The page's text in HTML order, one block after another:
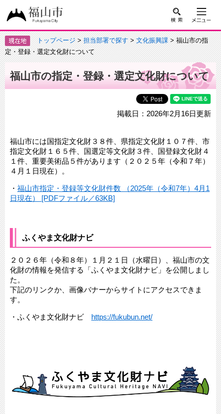
トップページ>担当部署で探す>文化振興課> 福山市の指
定・登録・選定文化財について
福山市の指定・登録・選定文化財について
掲載日：2026年2月16日更新
福山市には国指定文化財３８件、県指定文化財１０７件、市
指定文化財１６５件、国選定等文化財３件、国登録文化財４
１件、重要美術品５件があります（２０２５年（令和７年）
４月１日現在）。
・ 福山市指定・登録等文化財件数 （2025年（令和7年）4月1
日現在） [PDFファイル／63KB]
ふくやま文化財ナビ
２０２６年（令和８年）１月２１日（水曜日）、福山市の文
化財の情報を発信する「ふくやま文化財ナビ」を公開しまし
た。
下記のリンクか、画像バナーからサイトにアクセスできま
す。
・ふくやま文化財ナビ https://fukubun.net/